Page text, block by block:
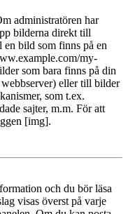
administratören har
bilderna direkt till
bild som finns på en
my-
som bara finns på din
eller till bilder
som t.ex.
sajter, m.m. För att
[img].
och du bör läsa
visas överst på varje